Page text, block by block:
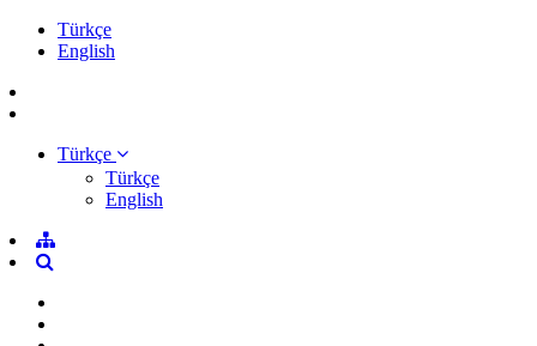
Türkçe
English
Türkçe
Türkçe
English